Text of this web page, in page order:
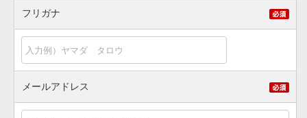
フリガナ
メールアドレス